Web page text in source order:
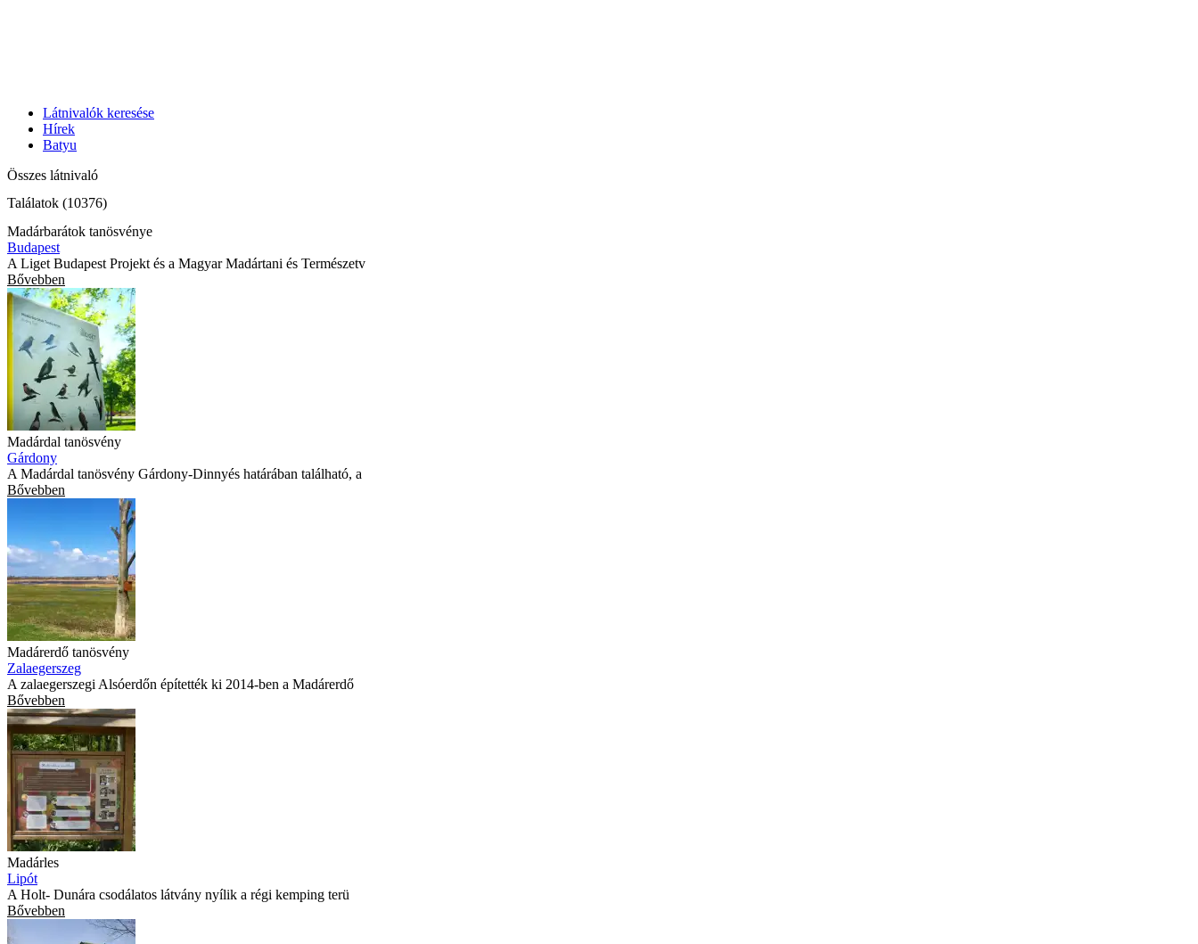
Látnivalók keresése
Hírek
Batyu
Összes látnivaló
Találatok (10376)
Madárbarátok tanösvénye
Budapest
A Liget Budapest Projekt és a Magyar Madártani és Természetv
Bővebben
Madárdal tanösvény
Gárdony
A Madárdal tanösvény Gárdony-Dinnyés határában található, a
Bővebben
Madárerdő tanösvény
Zalaegerszeg
A zalaegerszegi Alsóerdőn építették ki 2014-ben a Madárerdő
Bővebben
Madárles
Lipót
A Holt- Dunára csodálatos látvány nyílik a régi kemping terü
Bővebben